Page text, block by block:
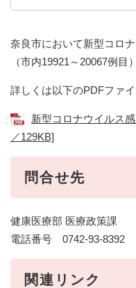
奈良市において新型コロ
（市内19921～20067例目
詳しくは以下のPDFファ
新型コロナウイルス
／129KB]
問合せ先
健康医療部 医療政策課
電話番号 0742-93-8392
関連リンク